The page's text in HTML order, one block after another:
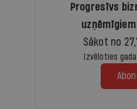
Progresīvs
Sākot no
Izvēloties